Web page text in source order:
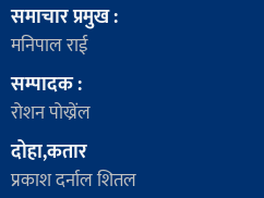
समाचार प्रमुख :
मनिपाल राई
सम्पादक :
रोशन पोख्रेंल
दोहा,कतार
प्रकाश दर्नाल शितल